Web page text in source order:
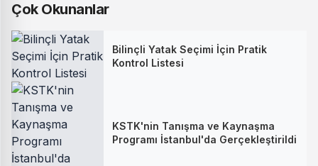
Çok Okunanlar
Bilinçli Yatak Seçimi İçin Pratik
Kontrol Listesi
KSTK'nin Tanışma ve Kaynaşma
Programı İstanbul'da Gerçekleştirildi